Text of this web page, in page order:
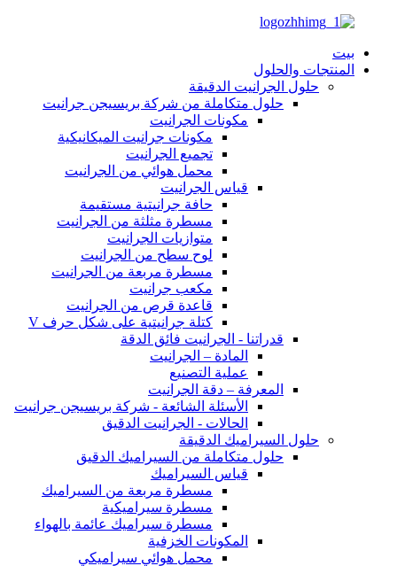
بيت
المنتجات والحلول
حلول الجرانيت الدقيقة
حلول متكاملة من شركة بريسيجن جرانيت
مكونات الجرانيت
مكونات جرانيت الميكانيكية
تجميع الجرانيت
محمل هوائي من الجرانيت
قياس الجرانيت
حافة جرانيتية مستقيمة
مسطرة مثلثة من الجرانيت
متوازيات الجرانيت
لوح سطح من الجرانيت
مسطرة مربعة من الجرانيت
مكعب جرانيت
قاعدة قرص من الجرانيت
كتلة جرانيتية على شكل حرف V
قدراتنا - الجرانيت فائق الدقة
المادة – الجرانيت
عملية التصنيع
المعرفة – دقة الجرانيت
الأسئلة الشائعة - شركة بريسيجن جرانيت
الحالات - الجرانيت الدقيق
حلول السيراميك الدقيقة
حلول متكاملة من السيراميك الدقيق
قياس السيراميك
مسطرة مربعة من السيراميك
مسطرة سيراميكية
مسطرة سيراميك عائمة بالهواء
المكونات الخزفية
محمل هوائي سيراميكي